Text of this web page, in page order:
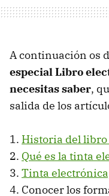
A continuación os
especial Libro
necesitas saber,
salida de los
1. Historia del
2. Qué es la tinta
3. Tinta
4. Conocer los